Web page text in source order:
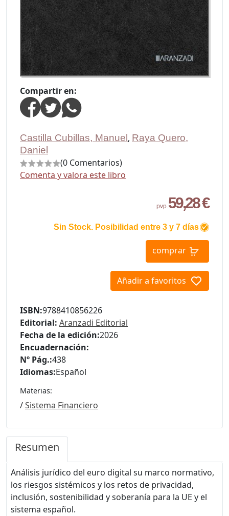
Compartir en:
Castilla Cubillas, Manuel, Raya Quero,
Daniel
(0 Comentarios)
Comenta y valora este libro
pvp. 59,28 €
Sin Stock. Posibilidad entre 3 y 7 días
comprar
Añadir a favoritos
ISBN:9788410856226
Editorial: Aranzadi Editorial
Fecha de la edición:2026
Encuadernación:
Nº Pág.:438
Idiomas:Español
Materias:
/Sistema Financiero
Resumen
Análisis jurídico del euro digital su marco normativo,
los riesgos sistémicos y los retos de privacidad,
inclusión, sostenibilidad y soberanía para la UE y el
sistema español.